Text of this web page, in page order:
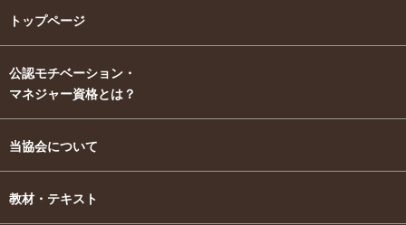
トップページ
公認モチベーション・
マネジャー資格とは？
当協会について
教材・テキスト